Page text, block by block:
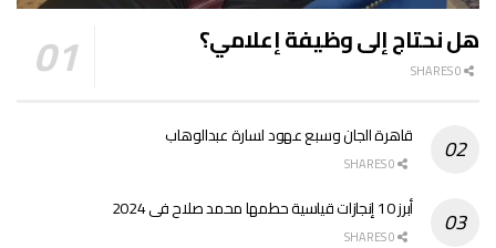
هل نحتاج إلى وظيفة إعلامي؟
قاهرة الجان وسبع عهود لسارة عبدالوهاب
أبرز 10 إنجازات قياسية حطمها محمد صلاح فى 2024